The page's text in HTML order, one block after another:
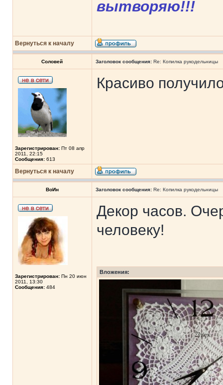
вытворяю!!!
Вернуться к началу
Соловей Заголовок сообщения: Re: Копилка рукодельницы
Зарегистрирован: Пт 08 апр
2011, 22:15
Сообщения: 613
Красиво
Вернуться к началу
ВоИн Заголовок сообщения: Re: Копилка рукодельницы
Зарегистрирован: Пн 20 июн
2011, 13:30
Сообщения: 484
Декор часов.
человеку!
Вложения: